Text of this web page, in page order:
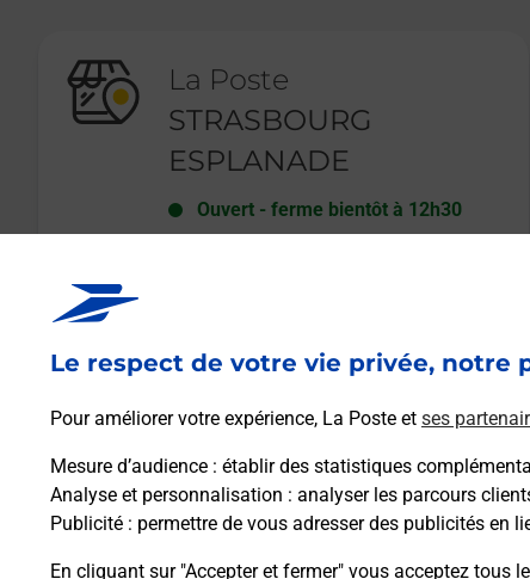
Le respect de votre vie privée, notre
Pour améliorer votre expérience, La Poste et ses
Mesure d’audience : établir des statistiques
Analyse et personnalisation : analyser les parcours
Publicité : permettre de vous adresser des publicités en
En cliquant sur "Accepter et fermer" vous acceptez tous
La Poste
STRASBOURG
ESPLANADE
Ouvert -ferme bientôt à 12h30
En savoir plus